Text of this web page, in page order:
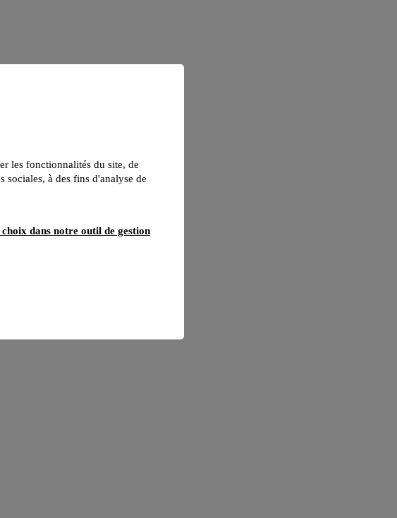
les fonctionnalités du site, de
sociales, à des fins d'analyse de
dans notre outil de gestion